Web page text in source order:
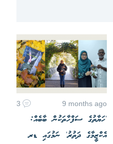
9 months ago
3
'ހަޔާތުގެ ސަފްހާތަކުން ބާބެއް:
އެކްޒީމާގެ ދަތުރު' ނަމުގައި ޑރ